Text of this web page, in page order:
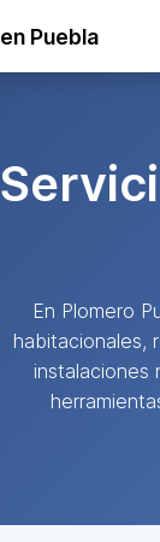
Puebla
En Plomero
habitacionales,
instalaciones